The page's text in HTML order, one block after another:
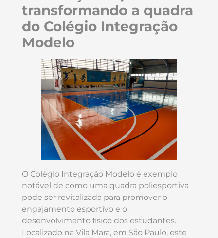
transformando a quadra
do Colégio Integração
Modelo
O Colégio Integração Modelo é exemplo
notável de como uma quadra poliesportiva
pode ser revitalizada para promover o
engajamento esportivo e o
desenvolvimento físico dos estudantes.
Localizado na Vila Mara, em São Paulo, este